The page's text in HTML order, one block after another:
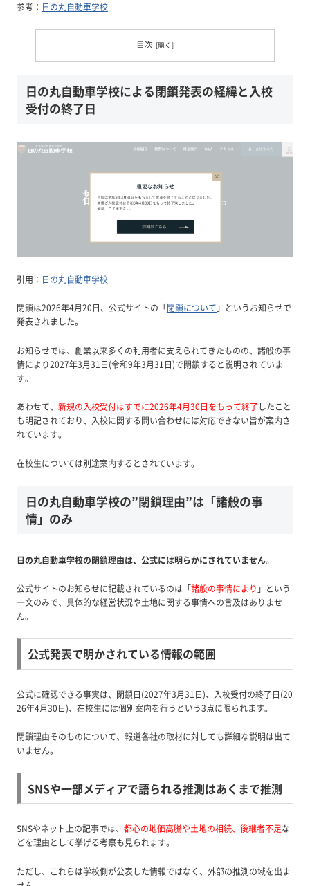
参考： 日の丸自動車学校
目次
日の丸自動車学校による閉鎖発表の経緯と入校
受付の終了日
引用： 日の丸自動車学校
閉鎖は2026年4月20日、公式サイトの「閉鎖について 」というお知らせで
発表されました。
お知らせでは、創業以来多くの利用者に支えられてきたものの、諸般の事
情により2027年3月31日(令和9年3月31日)で閉鎖すると説明されていま
す。
あわせて、 新規の入校受付はすでに2026年4月30日をもって終了したこと
も明記されており、入校に関する問い合わせには対応できない旨が案内さ
れています。
在校生については別途案内するとされています。
日の丸自動車学校の”閉鎖理由”は「諸般の事
情」のみ
日の丸自動車学校の閉鎖理由は、公式には明らかにされていません。
公式サイトのお知らせに記載されているのは「諸般の事情により 」という
一文のみで、具体的な経営状況や土地に関する事情への言及はありませ
ん。
公式発表で明かされている情報の範囲
公式に確認できる事実は、閉鎖日(2027年3月31日)、入校受付の終了日(20
26年4月30日)、在校生には個別案内を行うという3点に限られます。
閉鎖理由そのものについて、報道各社の取材に対しても詳細な説明は出て
いません。
SNSや一部メディアで語られる推測はあくまで推測
SNSやネット上の記事では、 都心の地価高騰や土地の相続、後継者不足な
どを理由として挙げる考察も見られます。
ただし、これらは学校側が公表した情報ではなく、外部の推測の域を出ま